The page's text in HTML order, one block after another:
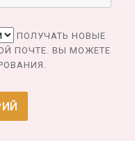
ПОЛУЧАТЬ НОВЫЕ
ПОЧТЕ. ВЫ МОЖЕТЕ